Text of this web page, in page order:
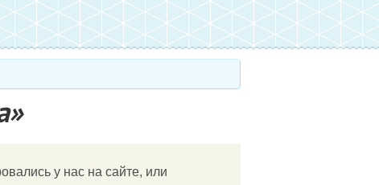
у нас на сайте, или